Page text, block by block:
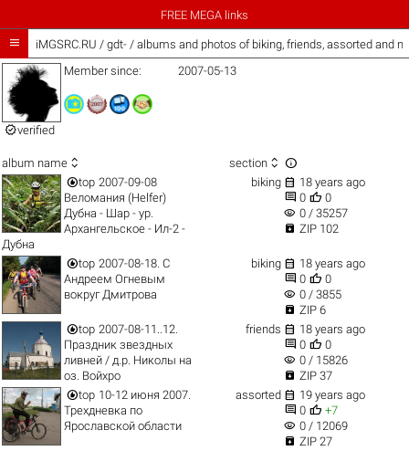
FREE MEGA links
 iMGSRC.RU / gdt- / albums and photos of biking, friends, assorted and
verified
Member since: 2007-05-13
album name  section  
top 2007-09-08
Веломания (Helfer)
Дубна - Шар - ур.
Архангельское - Ил-2 -
Дубна
biking  18 years ago
 0  0
visibility 0 / 35257
 ZIP 102
top 2007-08-18. С
Андреем Огневым
вокруг Дмитрова
biking  18 years ago
 0  0
visibility 0 / 3855
 ZIP 6
top 2007-08-11..12.
Праздник звездных
ливней / д.р. Николы на
оз. Войхро
friends  18 years ago
 0  0
visibility 0 / 15826
 ZIP 37
top 10-12 июня 2007.
Трехдневка по
Ярославской области
assorted  19 years ago
 0  +7
visibility 0 / 12069
 ZIP 27